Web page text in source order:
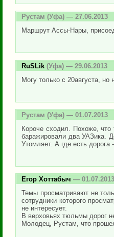
Рустам (Уфа) — 27.06.2013
Маршрут Ассы-Нары,
RuSLik (Уфа) — 29.06.2013
Могу только с 20августа,
Рустам (Уфа) — 01.07.2013
Короче сходил. Похоже,
баражировали два УАЗика.
Утомляет. А где есть
Егор Хоттабыч — 01.07.2013
Темы просматривают не
сотрудники которого
не интересует.
В верховьях тюльмы дорог
Молодец, Рустам, что